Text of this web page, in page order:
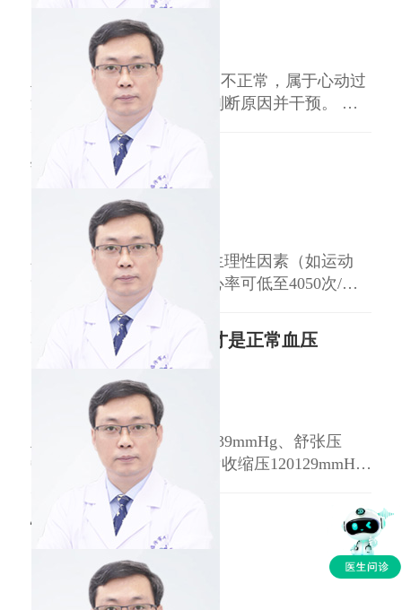
导下选用通用降压中药1等药食同源药材辅助调
节，如山楂、菊花等茶饮。 中药调理的局限
王益民 副主任医师
临汾市人民医院
正常成年人心率120次/分钟不正常，属于心动过
速范畴，需结合具体场景判断原因并干预。 生
理性因素引发的心动过速：运动、情绪激动、饮
酒、喝咖啡等情况可能导致心率短暂升高至120
次/分钟，此类情况通常在诱因消除后可自行恢
复，无需特殊治疗，但需注意避免频繁或剧烈刺
激。 病理性因素引发的心动过速：发热（体温
窦性心律过缓的原因？
王益民 副主任医师
临汾市人民医院
窦性心律过缓的原因包括生理性因素（如运动
员、长期锻炼者等，静息心率可低至4050次/分
钟，无不适症状）、病理性因素（如窦房结功能
障碍、急性心肌梗死、电解质紊乱等）以及药物
影响（如β受体阻滞剂、钙通道拮抗剂等）。 生
理性因素：长期规律运动人群、年轻人及睡眠状
态下，迷走神经张力增高，可使心率降至50
收缩压多少舒张压多少才是正常血压
王益民 副主任医师
临汾市人民医院
正常血压标准为收缩压90139mmHg、舒张压
6089mmHg。 1 理想血压：收缩压120129mmHg
且舒张压8084mmHg，心血管风险较低。 2 正常
血压：收缩压130139mmHg或舒张压
8589mmHg，需定期监测。 3 高血压前期：收缩
压120129mmHg且舒张压
心跳慢有什么治疗方法
王益民 副主任医师
临汾市人民医院